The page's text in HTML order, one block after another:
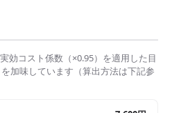
効コスト係数（×0.95）を適用した目
加味しています（算出方法は下記参